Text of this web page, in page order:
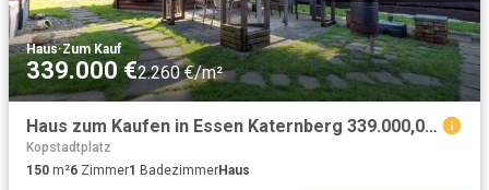
Haus·Zum Kauf
339.000 €2.260 €/m²
Haus zum Kaufen in Essen Katernberg 339.000,00 EUR 150 m²
Kopstadtplatz
150 m²6 Zimmer1 BadezimmerHaus